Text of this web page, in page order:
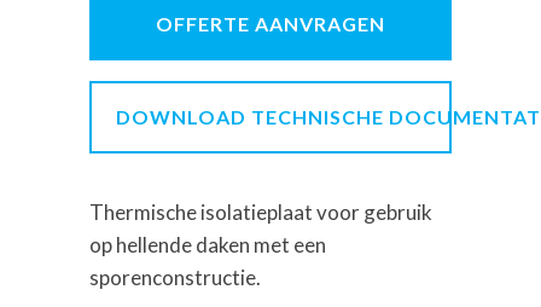
OFFERTE AANVRAGEN
DOWNLOAD TECHNISCHE
Thermische isolatieplaat voor gebruik
op hellende daken met een
sporenconstructie.